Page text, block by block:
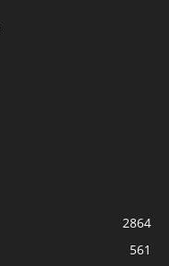
2864
561